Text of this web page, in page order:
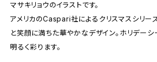
マサキリョウのイラストです。
アメリカのCaspari社によるクリスマスシリー
と笑顔に満ちた華やかなデザイン。ホリデーシ
明るく彩ります。